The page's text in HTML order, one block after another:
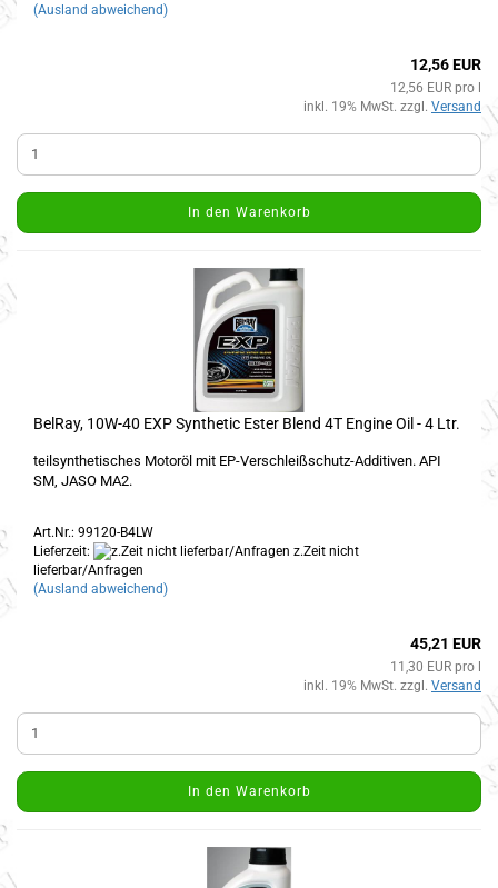
(Ausland abweichend)
12,56 EUR
12,56 EUR pro l
inkl. 19% MwSt. zzgl. Versand
In den Warenkorb
BelRay, 10W-40 EXP Synthetic Ester Blend 4T Engine Oil - 4 Ltr.
teilsynthetisches Motoröl mit EP-Verschleißschutz-Additiven. API
SM, JASO MA2.
Art.Nr.: 99120-B4LW
Lieferzeit:
z.Zeit nicht
lieferbar/Anfragen
(Ausland abweichend)
45,21 EUR
11,30 EUR pro l
inkl. 19% MwSt. zzgl. Versand
In den Warenkorb